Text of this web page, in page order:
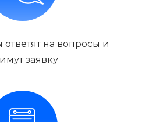
на вопросы и
заявку